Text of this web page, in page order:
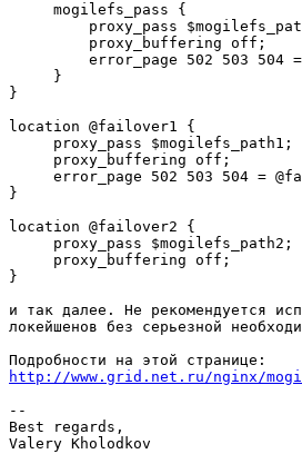
     mogilefs_pass {
proxy_pass
         proxy_buffering off;
error_page 502 503 504
     }
}
location @failover1 {
     proxy_pass $mogilefs_path1;
     proxy_buffering off;
error_page 502 503 504 =
}
location @failover2 {
     proxy_pass $mogilefs_path2;
     proxy_buffering off;
}
и так далее. Не рекомендуется
локейшенов без серьезной
http://www.grid.net.ru/nginx/
--
Best regards,
Valery Kholodkov